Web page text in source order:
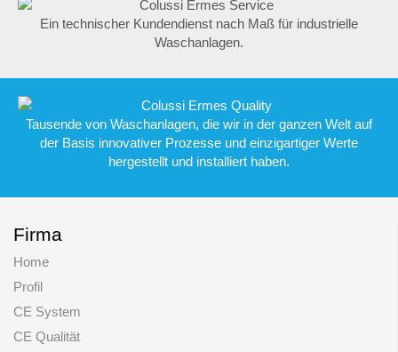
Ein technischer Kundendienst nach Maß für industrielle
Waschanlagen.
Tausende von Waschanlagen, die wir in der ganzen Welt auf
der Basis innovativer Prozesse und einzigartiger Werte
hergestellt und installiert haben.
Firma
Home
Profil
CE System
CE Qualität